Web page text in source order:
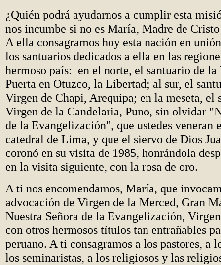
¿Quién podrá ayudarnos a cumplir esta
nos incumbe si no es María, Madre de
A ella consagramos hoy esta nación en
los santuarios dedicados a ella en las
hermoso país: en el norte, el santuario de la
Puerta en Otuzco, la Libertad; al sur, el
Virgen de Chapi, Arequipa; en la meseta, el
Virgen de la Candelaria, Puno, sin olvidar
de la Evangelización", que ustedes veneran
catedral de Lima, y que el siervo de Dios
coronó en su visita de 1985, honrándola
en la visita siguiente, con la rosa de oro.
A ti nos encomendamos, María, que
advocación de Virgen de la Merced, Gran
Nuestra Señora de la Evangelización,
con otros hermosos títulos tan entrañables
peruano. A ti consagramos a los pastores, a
los seminaristas, a los religiosos y las